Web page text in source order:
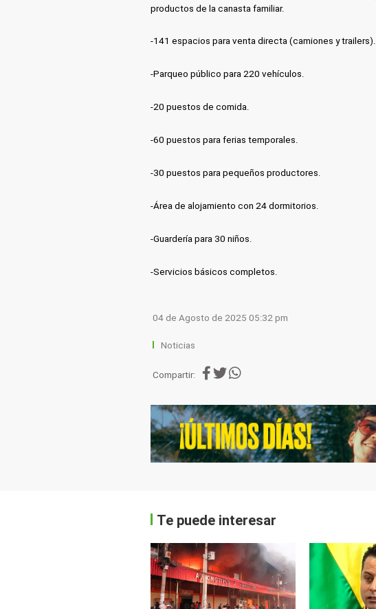
productos de la canasta familiar.
-141 espacios para venta directa (camiones y trailers).
-Parqueo público para 220 vehículos.
-20 puestos de comida.
-60 puestos para ferias temporales.
-30 puestos para pequeños productores.
-Área de alojamiento con 24 dormitorios.
-Guardería para 30 niños.
-Servicios básicos completos.
04 de Agosto de 2025 05:32 pm
Noticias
Compartir:
Te puede interesar